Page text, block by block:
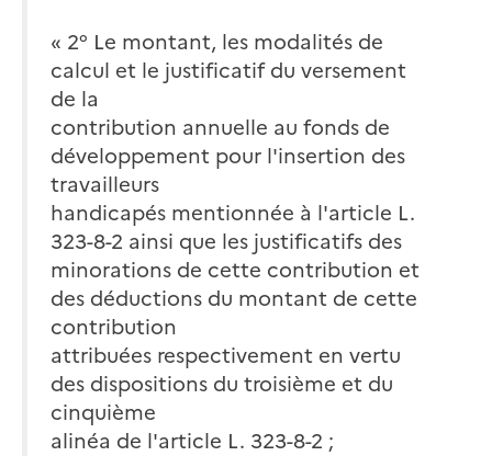
« 2° Le montant, les modalités de
calcul et le justificatif du versement
de la
contribution annuelle au fonds de
développement pour l'insertion des
travailleurs
handicapés mentionnée à l'article L.
323-8-2 ainsi que les justificatifs des
minorations de cette contribution et
des déductions du montant de cette
contribution
attribuées respectivement en vertu
des dispositions du troisième et du
cinquième
alinéa de l'article L. 323-8-2 ;